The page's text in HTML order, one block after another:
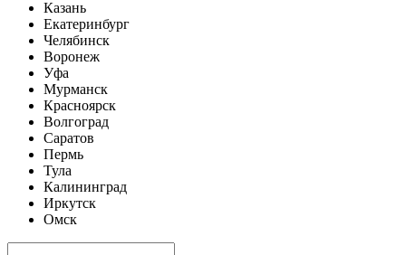
Казань
Екатеринбург
Челябинск
Воронеж
Уфа
Мурманск
Красноярск
Волгоград
Саратов
Пермь
Тула
Калининград
Иркутск
Омск